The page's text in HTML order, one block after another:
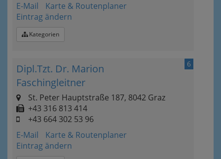
E-Mail
Karte & Routenplaner
Eintrag ändern
Kategorien
6
Dipl.Tzt. Dr. Marion
Faschingleitner
St. Peter Hauptstraße 187, 8042 Graz
+43 316 813 414
+43 664 302 53 96
E-Mail
Karte & Routenplaner
Eintrag ändern